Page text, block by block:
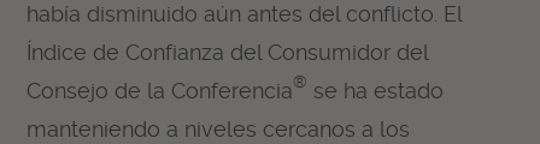
había disminuido aún antes del conflicto. El
Índice de Confianza del Consumidor del
Consejo de la Conferencia® se ha estado
manteniendo a niveles cercanos a los